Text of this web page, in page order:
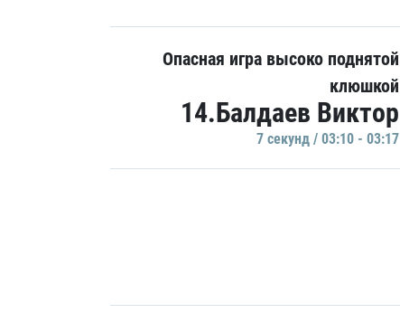
Опасная игра высоко поднятой
клюшкой
14.Балдаев Виктор
7 секунд / 03:10 - 03:17